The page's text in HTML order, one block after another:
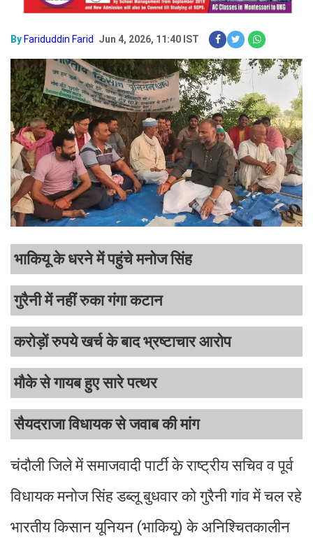
By Fariduddin Farid Jun 4, 2026, 11:40 IST
भाकियू के धरने में पहुंचे मनोज सिंह
गुरैनी में नहीं रुका गंगा कटान
करोड़ों रुपये खर्च के बाद भ्रष्टाचार आरोप
मौके से गायब हुए सारे पत्थर
सैयदराजा विधायक से जवाब की मांग
चंदौली जिले में समाजवादी पार्टी के राष्ट्रीय सचिव व पूर्व
विधायक मनोज सिंह डब्लू बुधवार को गुरैनी गांव में चल रहे
भारतीय किसान यूनियन (भाकियू) के अनिश्चितकालीन